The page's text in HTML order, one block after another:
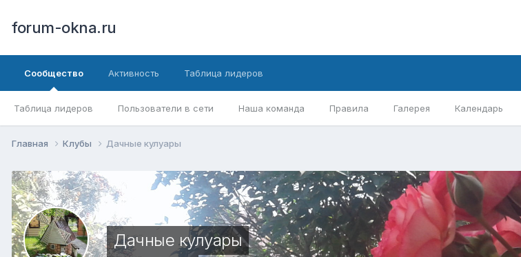
forum-okna.ru
Сообщество
Таблица лидеров Пользователи в сети Наша команда Правила Галерея Календарь
Активность Таблица лидеров
Главная Клубы Дачные кулуары
Дачные кулуары